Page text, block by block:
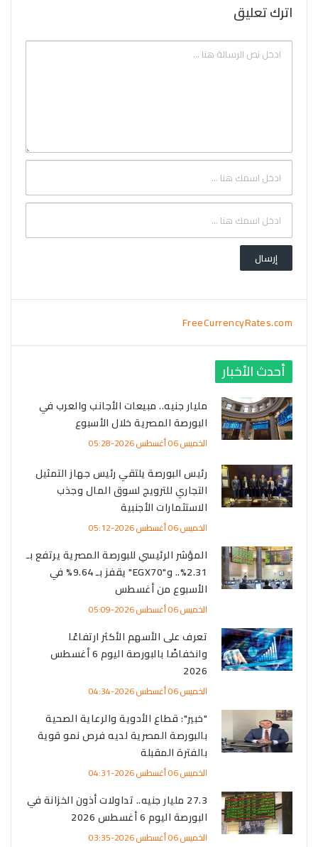
اترك تعليق
FreeCurrencyRates.com
أحدث الأخبار
مليار جنيه.. مبيعات الأجانب والعرب في
البورصة المصرية خلال الأسبوع
الخميس 06 أغسطس 2026-05:28
رئيس البورصة يلتقي رئيس جهاز التمثيل
التجاري للترويج لسوق المال وجذب
الاستثمارات الأجنبية
الخميس 06 أغسطس 2026-05:12
المؤشر الرئيسي للبورصة المصرية يرتفع بـ
2.31%.. و"EGX70" يقفز بـ 9.64% في
الأسبوع من أغسطس
الخميس 06 أغسطس 2026-05:09
تعرف على الأسهم الأكثر ارتفاعًا
وانخفاضًا بالبورصة اليوم 6 أغسطس
2026
الخميس 06 أغسطس 2026-04:34
"خبير": قطاع الأدوية والرعاية الصحية
بالبورصة المصرية لديه فرص نمو قوية
بالفترة المقبلة
الخميس 06 أغسطس 2026-04:31
27.3 مليار جنيه.. تداولات أذون الخزانة في
البورصة اليوم 6 أغسطس 2026
الخميس 06 أغسطس 2026-03:35